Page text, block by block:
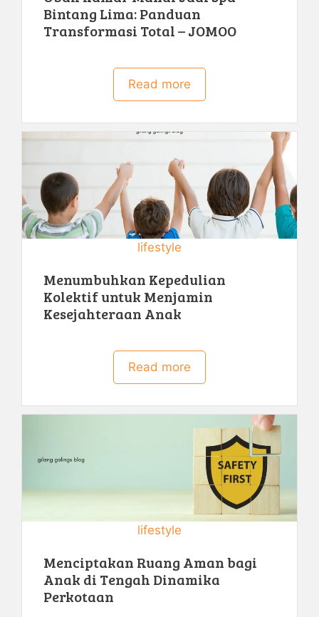
Bintang Lima: Panduan
Transformasi Total – JOMOO
Read more
lifestyle
Menumbuhkan Kepedulian
Kolektif untuk Menjamin
Kesejahteraan Anak
Read more
lifestyle
Menciptakan Ruang Aman bagi
Anak di Tengah Dinamika
Perkotaan